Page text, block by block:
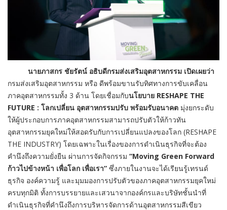
นายภาสกร ชัยรัตน์ อธิบดีกรมส่งเสริมอุตสาหกรรม เปิดเผยว่า
กรมส่งเสริมอุตสาหกรรม หรือ ดีพร้อมขานรับทิศทางการขับเคลื่อน
ภาคอุตสาหกรรมทั้ง 3 ด้าน โดยเชื่อมกับนโยบาย RESHAPE THE
FUTURE : โลกเปลี่ยน อุตสาหกรรมปรับ พร้อมรับอนาคต มุ่งยกระดับ
ให้ผู้ประกอบการภาคอุตสาหกรรมสามารถปรับตัวให้ก้าวทัน
อุตสาหกรรมยุคใหม่ให้สอดรับกับการเปลี่ยนแปลงของโลก (RESHAPE
THE INDUSTRY) โดยเฉพาะในเรื่องของการดำเนินธุรกิจที่จะต้อง
คำนึงถึงความยั่งยืน ผ่านการจัดกิจกรรม “Moving Green Forward
ก้าวไปข้างหน้า เพื่อโลก เพื่อเรา” ซึ่งภายในงานจะได้เรียนรู้เทรนด์
ธุรกิจ องค์ความรู้ และมุมมองการปรับตัวของภาคอุตสาหกรรมยุคใหม่
ครบทุกมิติ ทั้งการบรรยายและเสวนาจากองค์กรและบริษัทชั้นนำที่
ดำเนินธุรกิจที่คำนึงถึงการบริหารจัดการด้านอุตสาหกรรมสีเขียว